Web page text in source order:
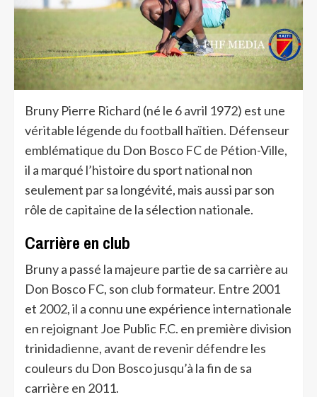
Bruny Pierre Richard (né le 6 avril 1972) est une
véritable légende du football haïtien. Défenseur
emblématique du Don Bosco FC de Pétion-Ville,
il a marqué l’histoire du sport national non
seulement par sa longévité, mais aussi par son
rôle de capitaine de la sélection nationale.
Carrière en club
Bruny a passé la majeure partie de sa carrière au
Don Bosco FC, son club formateur. Entre 2001
et 2002, il a connu une expérience internationale
en rejoignant Joe Public F.C. en première division
trinidadienne, avant de revenir défendre les
couleurs du Don Bosco jusqu’à la fin de sa
carrière en 2011.